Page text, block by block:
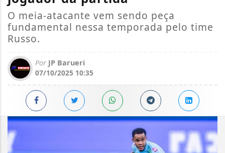
O meia-atacante vem sendo peça
fundamental nessa temporada pelo time
Russo.
Por JP Barueri
07/10/2025 10:35